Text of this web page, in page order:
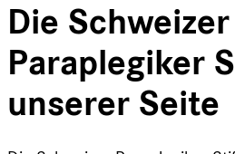
Die Schweizer
Paraplegiker
unserer Seite